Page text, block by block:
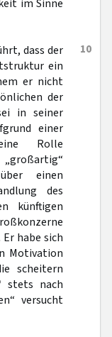
im Sinne
10
dass der
ein
er nicht
der
in seiner
einer
Rolle
einen
des
künftigen
habe sich
Motivation
scheitern
stets nach
versucht